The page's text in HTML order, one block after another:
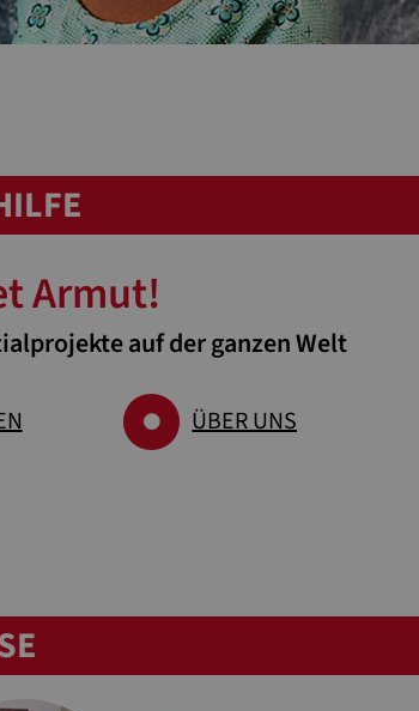
Armut!
auf der ganzen Welt
ÜBER UNS